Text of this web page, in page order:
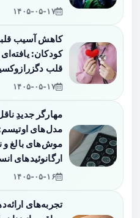
۱۴۰۵-۰۵-۱۷
کاهش آسیب
کودکان:
قلب دگزرازوکسین پس از
۱۴۰۵-۰۵-۱۷
مدل‌های اوتیسم:
موش‌های بالغ و
ارگانوئیدهای
۱۴۰۵-۰۵-۱۶
تجربه‌های